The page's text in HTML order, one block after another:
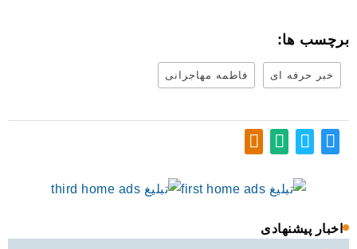
برچسب ها:
خبر حرفه ای فاطمه مهاجرانی
اخبار پیشنهادی